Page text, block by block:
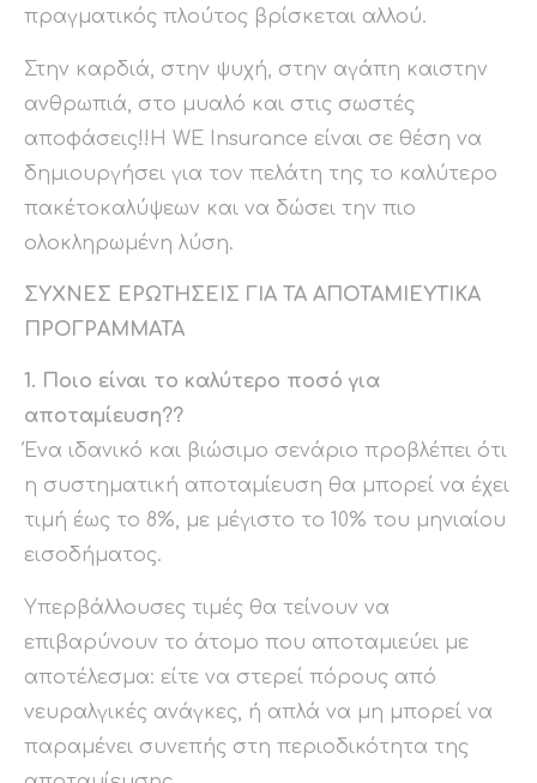
πραγματικός πλούτος βρίσκεται αλλού.
Στην καρδιά, στην ψυχή, στην αγάπη καιστην
ανθρωπιά, στο μυαλό και στις σωστές
αποφάσεις!!Η WE Insurance είναι σε θέση να
δημιουργήσει για τον πελάτη της το καλύτερο
πακέτοκαλύψεων και να δώσει την πιο
ολοκληρωμένη λύση.
ΣΥΧΝΕΣ ΕΡΩΤΗΣΕΙΣ ΓΙΑ ΤΑ ΑΠΟΤΑΜΙΕΥΤΙΚΑ
ΠΡΟΓΡΑΜΜΑΤΑ
1. Ποιο είναι το καλύτερο ποσό για
αποταμίευση??
Ένα ιδανικό και βιώσιμο σενάριο προβλέπει ότι
η συστηματική αποταμίευση θα μπορεί να έχει
τιμή έως το 8%, με μέγιστο το 10% του μηνιαίου
εισοδήματος.
Υπερβάλλουσες τιμές θα τείνουν να
επιβαρύνουν το άτομο που αποταμιεύει με
αποτέλεσμα: είτε να στερεί πόρους από
νευραλγικές ανάγκες, ή απλά να μη μπορεί να
παραμένει συνεπής στη περιοδικότητα της